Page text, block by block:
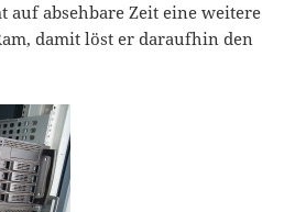
auf absehbare Zeit eine weitere
damit löst er daraufhin den